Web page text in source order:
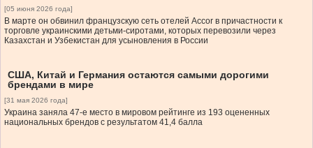
[05 июня 2026 года]
В марте он обвинил французскую сеть отелей Accor в причастности к
торговле украинскими детьми-сиротами, которых перевозили через
Казахстан и Узбекистан для усыновления в России
США, Китай и Германия остаются самыми дорогими
брендами в мире
[31 мая 2026 года]
Украина заняла 47-е место в мировом рейтинге из 193 оцененных
национальных брендов с результатом 41,4 балла